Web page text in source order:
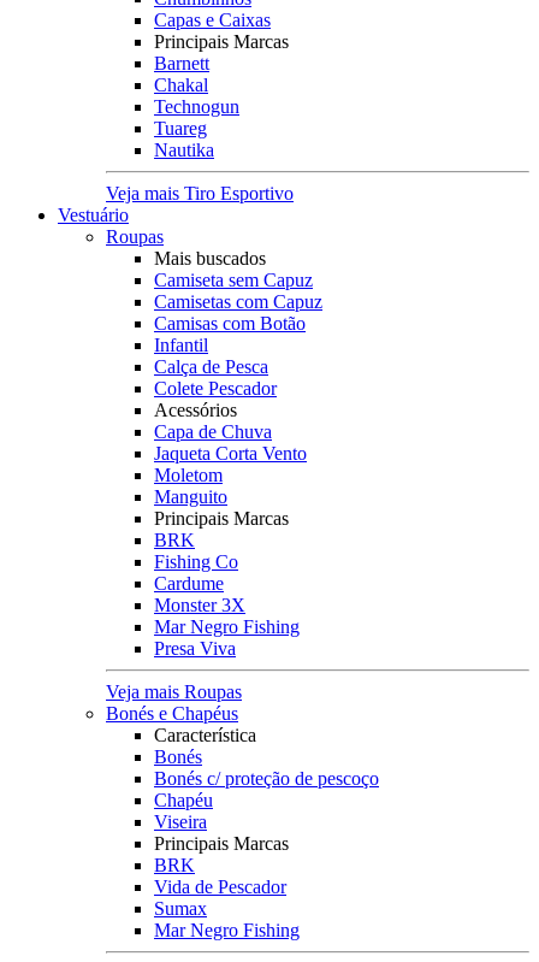
Capas e Caixas
Principais Marcas
Barnett
Chakal
Technogun
Tuareg
Nautika
Veja mais Tiro Esportivo
Vestuário
Roupas
Mais buscados
Camiseta sem Capuz
Camisetas com Capuz
Camisas com Botão
Infantil
Calça de Pesca
Colete Pescador
Acessórios
Capa de Chuva
Jaqueta Corta Vento
Moletom
Manguito
Principais Marcas
BRK
Fishing Co
Cardume
Monster 3X
Mar Negro Fishing
Presa Viva
Veja mais Roupas
Bonés e Chapéus
Característica
Bonés
Bonés c/ proteção de pescoço
Chapéu
Viseira
Principais Marcas
BRK
Vida de Pescador
Sumax
Mar Negro Fishing